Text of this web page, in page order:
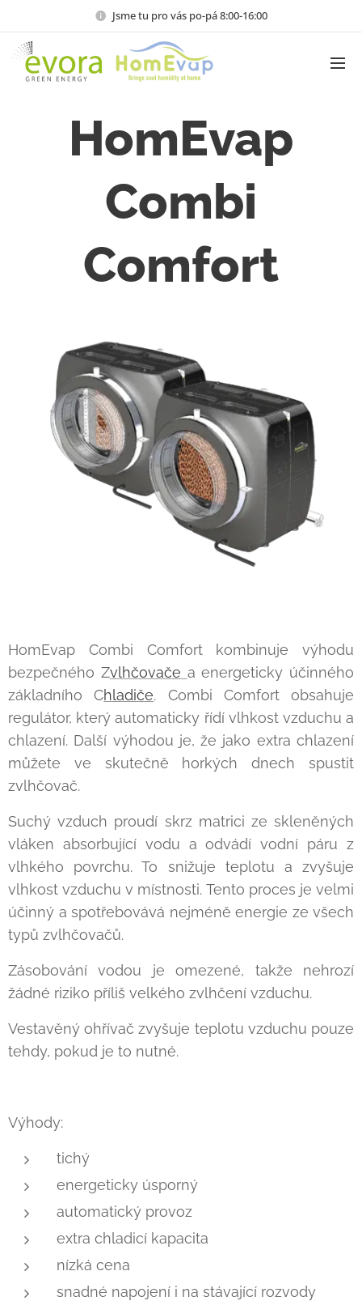
Jsme tu pro vás po-pá 8:00-16:00
HomEvap
Combi
Comfort
HomEvap Combi Comfort kombinuje výhodu
bezpečného Zvlhčovače a energeticky účinného
základního Chladiče. Combi Comfort obsahuje
regulátor, který automaticky řídí vlhkost vzduchu a
chlazení. Další výhodou je, že jako extra chlazení
můžete ve skutečně horkých dnech spustit
zvlhčovač.
Suchý vzduch proudí skrz matrici ze skleněných
vláken absorbující vodu a odvádí vodní páru z
vlhkého povrchu. To snižuje teplotu a zvyšuje
vlhkost vzduchu v místnosti. Tento proces je velmi
účinný a spotřebovává nejméně energie ze všech
typů zvlhčovačů.
Zásobování vodou je omezené, takže nehrozí
žádné riziko příliš velkého zvlhčení vzduchu.
Vestavěný ohřívač zvyšuje teplotu vzduchu pouze
tehdy, pokud je to nutné.
Výhody:
tichý
energeticky úsporný
automatický provoz
extra chladicí kapacita
nízká cena
snadné napojení i na stávající rozvody